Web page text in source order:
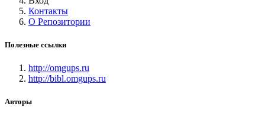
Контакты
О Репозитории
Полезные ссылки
http://omgups.ru
http://bibl.omgups.ru
Авторы